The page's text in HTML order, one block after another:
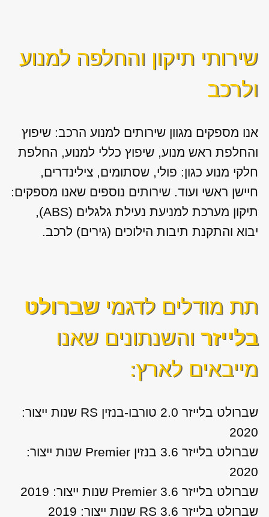
שירותי תיקון והחלפה למנוע
ולרכב
אנו מספקים מגוון שירותים למנוע הרכב: שיפוץ
והחלפת ראש מנוע, שיפוץ כללי למנוע, החלפת
חלקי מנוע כגון: פולי, שסתומים, צילינדרים,
חיישן ראשי ועוד. שירותים נוספים שאנו מספקים:
תיקון מערכת למניעת נעילת גלגלים (ABS),
יבוא והתקנת תיבות הילוכים (גירים) לרכב.
תת מודלים לדגמי שברולט
בלייזרוהשנתונים שאנו
מייבאים לארץ:
שברולט בלייזר 2.0 טורבו-בנזין RS שנות ייצור:
2020
שברולט בלייזר 3.6 בנזין Premier שנות ייצור:
2020
שברולט בלייזר 3.6 Premier שנות ייצור: 2019
שברולט בלייזר 3.6 RS שנות ייצור: 2019